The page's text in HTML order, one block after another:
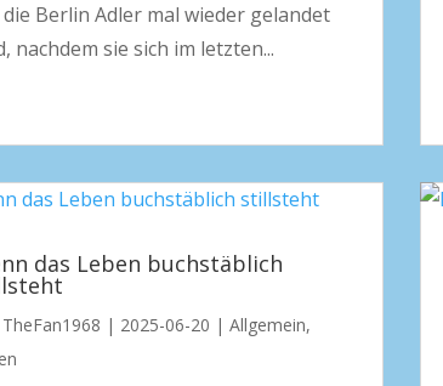
Berlin Adler mal wieder gelandet
nachdem sie sich im letzten...
das Leben buchstäblich
TheFan1968 | 2025-06-20 |Allgemein,